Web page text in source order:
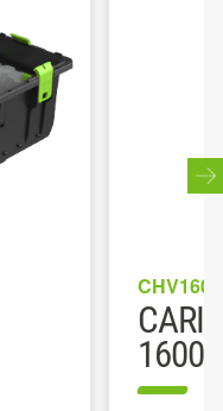
1600